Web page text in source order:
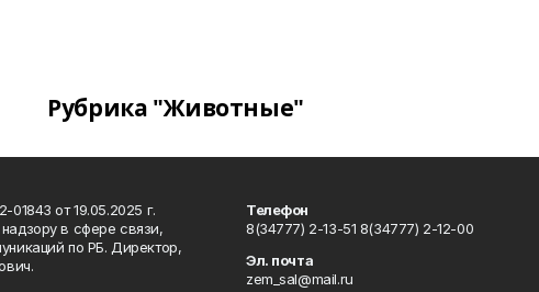
Рубрика "Животные"
от 19.05.2025 г.
в сфере связи,
по РБ. Директор,
Телефон
8(34777) 2-13-51 8(34777) 2-12-00
Эл. почта
zem_sal@mail.ru